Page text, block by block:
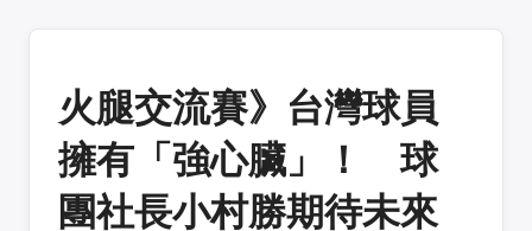
火腿交流賽》台灣球員
擁有「強心臟」！ 球
團社長小村勝期待未來